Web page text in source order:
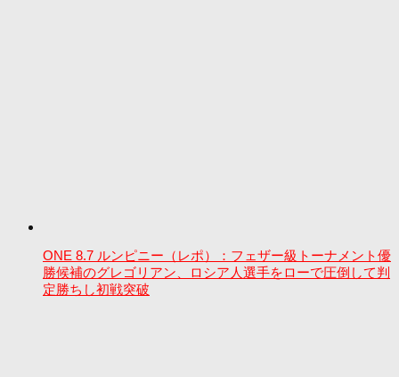
ONE 8.7 ルンピニー（レポ）：フェザー級トーナメント優
勝候補のグレゴリアン、ロシア人選手をローで圧倒して判
定勝ちし初戦突破